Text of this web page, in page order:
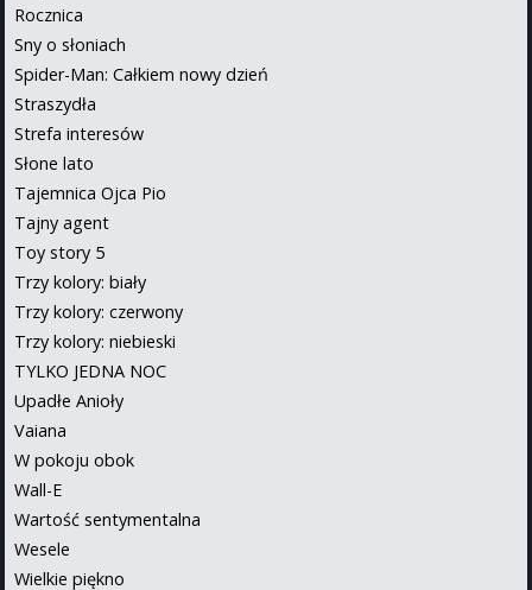
Rocznica
Sny o słoniach
Spider-Man: Całkiem nowy dzień
Straszydła
Strefa interesów
Słone lato
Tajemnica Ojca Pio
Tajny agent
Toy story 5
Trzy kolory: biały
Trzy kolory: czerwony
Trzy kolory: niebieski
TYLKO JEDNA NOC
Upadłe Anioły
Vaiana
W pokoju obok
Wall-E
Wartość sentymentalna
Wesele
Wielkie piękno